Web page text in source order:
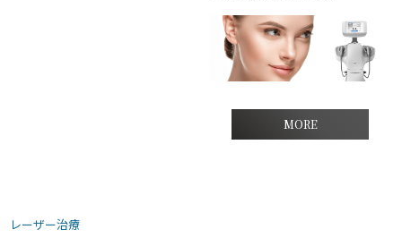
MORE
レーザー治療